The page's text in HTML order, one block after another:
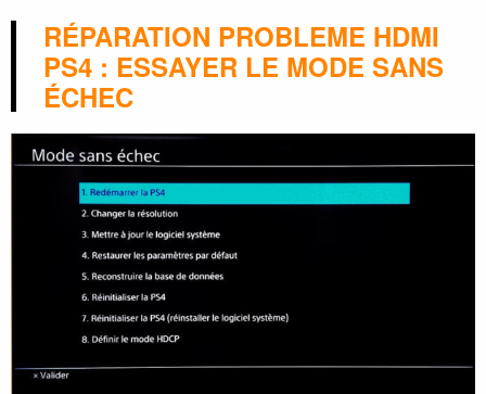
RÉPARATION PROBLEME HDMI
PS4 : ESSAYER LE MODE SANS
ÉCHEC